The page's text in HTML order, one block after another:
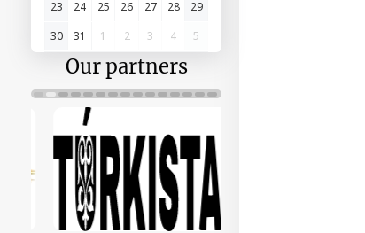
23
24 25 26 27 28
29
30
31 1 2 3 4 5
Our partners